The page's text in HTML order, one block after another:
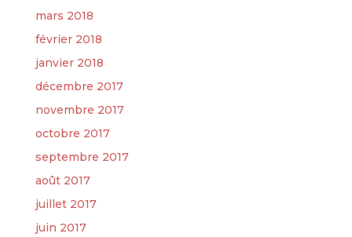
mars 2018
février 2018
janvier 2018
décembre 2017
novembre 2017
octobre 2017
septembre 2017
août 2017
juillet 2017
juin 2017